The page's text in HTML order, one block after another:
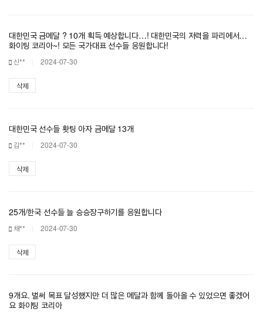
대한민국 금메달 ? 10개 획득 예상합니다…! 대한민국의 저력을 파리에서…
화이팅 코리아~! 모든 국가대표 선수들 응원합니다!
신** 2024-07-30
삭제
대한민국 선수들 홧팅 아자 금메달 13개
김** 2024-07-30
삭제
25개/한국 선수들 늘 승승장구하기를 응원합니다
채** 2024-07-30
삭제
9개요. 벌써 목표 달성했지만 더 많은 메달과 함께 돌아올 수 있었으면 좋겠어
요 화이팅 코리아